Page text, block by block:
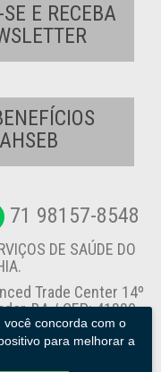
você concorda com o
para melhorar a
E RECEBA
71 98157-8548
DE SAÚDE DO
Trade Center 14º
BA / CEP: 41820-